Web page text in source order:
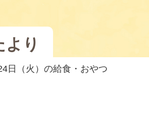
より
日（火）の給食・おやつ